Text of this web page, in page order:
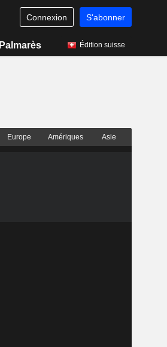
Connexion S'abonner
Palmarès Édition suisse
Europe Amériques Asie